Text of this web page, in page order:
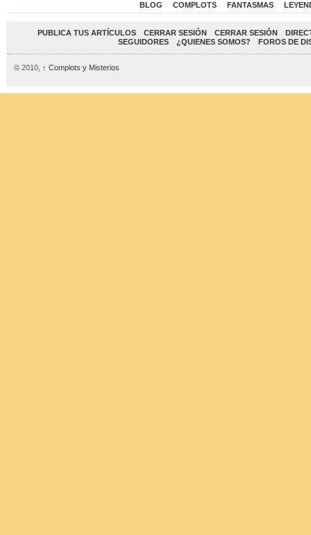
BLOG COMPLOTS FANTASMAS
PUBLICA TUS ARTÍCULOS CERRAR SESIÓN CERRAR SESIÓN
SEGUIDORES
¿QUIENES SOMOS? FOROS DE
© 2010, ↑ Complots y Misterios